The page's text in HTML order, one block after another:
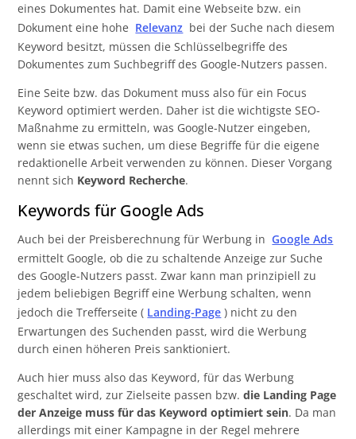
eines Dokumentes hat. Damit eine Webseite bzw. ein
Dokument eine hohe Relevanz bei der Suche nach diesem
Keyword besitzt, müssen die Schlüsselbegriffe des
Dokumentes zum Suchbegriff des Google-Nutzers passen.
Eine Seite bzw. das Dokument muss also für ein Focus
Keyword optimiert werden. Daher ist die wichtigste SEO-
Maßnahme zu ermitteln, was Google-Nutzer eingeben,
wenn sie etwas suchen, um diese Begriffe für die eigene
redaktionelle Arbeit verwenden zu können. Dieser Vorgang
nennt sich Keyword Recherche.
Keywords für Google Ads
Auch bei der Preisberechnung für Werbung in Google Ads
ermittelt Google, ob die zu schaltende Anzeige zur Suche
des Google-Nutzers passt. Zwar kann man prinzipiell zu
jedem beliebigen Begriff eine Werbung schalten, wenn
jedoch die Trefferseite ( Landing-Page ) nicht zu den
Erwartungen des Suchenden passt, wird die Werbung
durch einen höheren Preis sanktioniert.
Auch hier muss also das Keyword, für das Werbung
geschaltet wird, zur Zielseite passen bzw.die Landing Page
der Anzeige muss für das Keyword optimiert sein. Da man
allerdings mit einer Kampagne in der Regel mehrere